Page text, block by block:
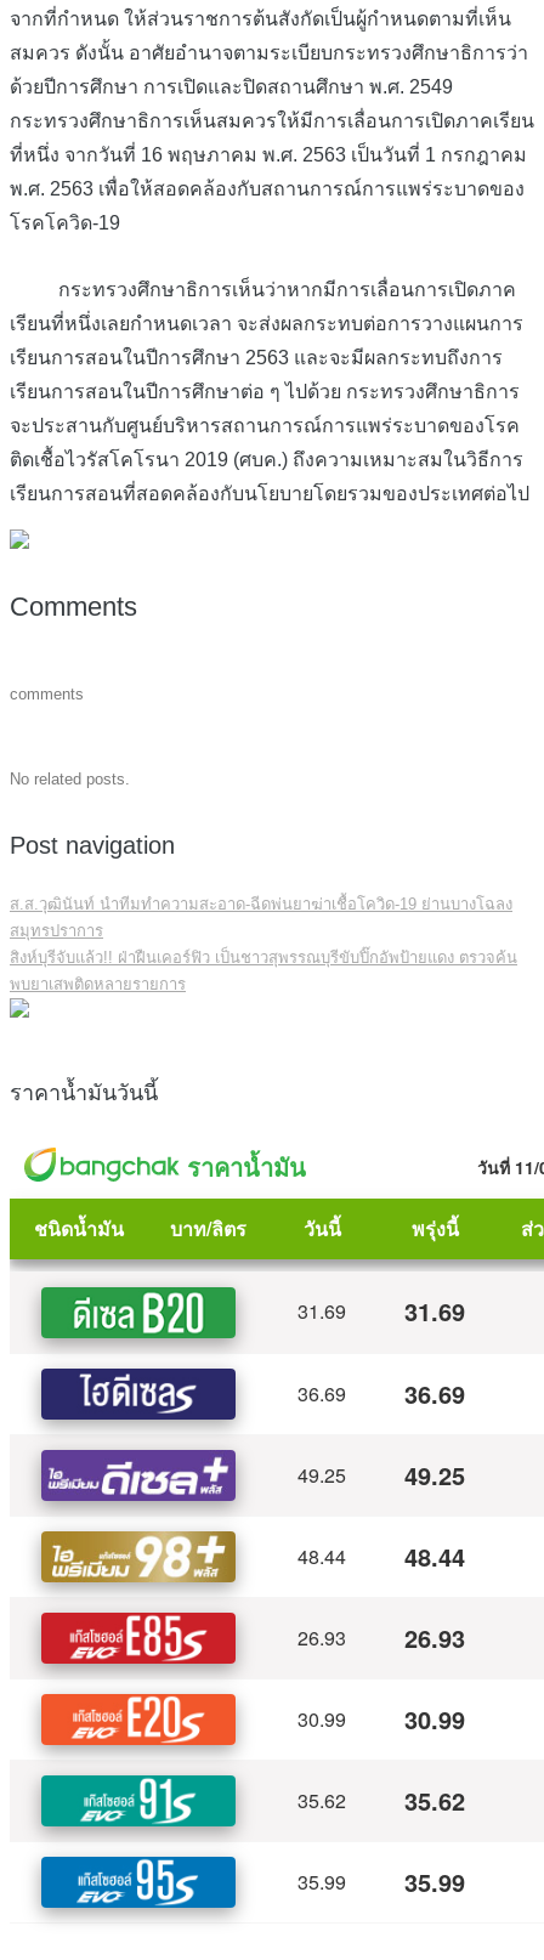
จากที่กำหนด ให้ส่วนราชการต้นสังกัดเป็นผู้กำหนดตามที่เห็น
สมควร ดังนั้น อาศัยอำนาจตามระเบียบกระทรวงศึกษาธิการว่า
ด้วยปีการศึกษา การเปิดและปิดสถานศึกษา พ.ศ. 2549
กระทรวงศึกษาธิการเห็นสมควรให้มีการเลื่อนการเปิดภาคเรียน
ที่หนึ่ง จากวันที่ 16 พฤษภาคม พ.ศ. 2563 เป็นวันที่ 1 กรกฎาคม
พ.ศ. 2563 เพื่อให้สอดคล้องกับสถานการณ์การแพร่ระบาดของ
โรคโควิด-19
กระทรวงศึกษาธิการเห็นว่าหากมีการเลื่อนการเปิดภาค
เรียนที่หนึ่งเลยกำหนดเวลา จะส่งผลกระทบต่อการวางแผนการ
เรียนการสอนในปีการศึกษา 2563 และจะมีผลกระทบถึงการ
เรียนการสอนในปีการศึกษาต่อ ๆ ไปด้วย กระทรวงศึกษาธิการ
จะประสานกับศูนย์บริหารสถานการณ์การแพร่ระบาดของโรค
ติดเชื้อไวรัสโคโรนา 2019 (ศบค.) ถึงความเหมาะสมในวิธีการ
เรียนการสอนที่สอดคล้องกับนโยบายโดยรวมของประเทศต่อไป
Comments
comments
No related posts.
Post navigation
ส.ส.วุฒินันท์ นำทีมทำความสะอาด-ฉีดพ่นยาฆ่าเชื้อโควิด-19 ย่านบางโฉลง
สมุทรปราการ
สิงห์บุรีจับแล้ว!! ฝ่าฝืนเคอร์ฟิว เป็นชาวสุพรรณบุรีขับปิ๊กอัพป้ายแดง ตรวจค้น
พบยาเสพติดหลายรายการ
ราคาน้ำมันวันนี้